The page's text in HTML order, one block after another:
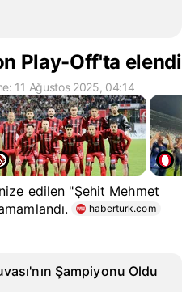
Play-Off'ta elendi
11 Ağustos 2025, 04:14
edilen "Şehit Mehmet
haberturk.com
Şampiyonu Oldu